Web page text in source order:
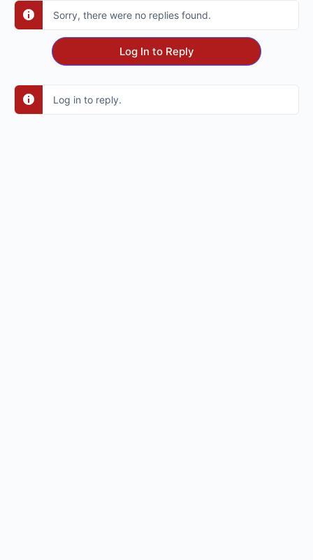
Sorry, there were no replies found.
Log In to Reply
Log in to reply.